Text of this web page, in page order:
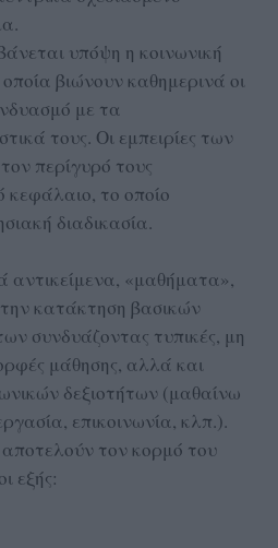
υπόψη η κοινωνική
βιώνουν καθημερινά οι
με τα
τους. Οι εμπειρίες των
περίγυρό τους
κεφάλαιο, το οποίο
διαδικασία.
αντικείμενα, «μαθήματα»,
κατάκτηση βασικών
συνδυάζοντας τυπικές, μη
μάθησης, αλλά και
δεξιοτήτων (μαθαίνω
επικοινωνία, κλπ.).
τον κορμό του
εξής: